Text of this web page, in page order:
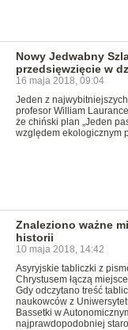
Nowy Jedwabny
przedsięwzięcie w
16 maja 2018, 09:04
Jeden z
profesor William
że chiński plan „Jeden
względem ekologicznym
Znaleziono ważne
historii
10 maja 2018, 14:42
Asyryjskie tabliczki z
Chrystusem łączą
Gdy odczytano treść
naukowców z
Bassetki w
najprawdopodobniej